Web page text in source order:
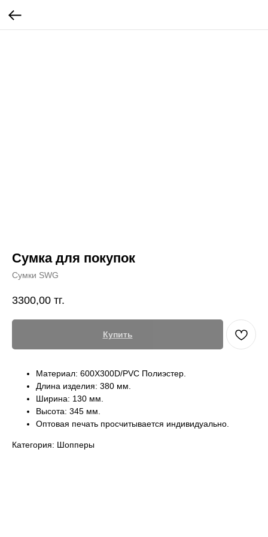
Сумка для покупок
Сумки SWG
3300,00 тг.
Купить
Материал: 600X300D/PVC Полиэстер.
Длина изделия: 380 мм.
Ширина: 130 мм.
Высота: 345 мм.
Оптовая печать просчитывается индивидуально.
Категория: Шопперы